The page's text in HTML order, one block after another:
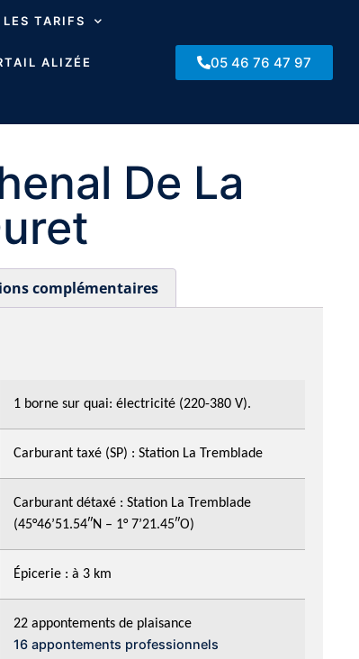
LES TARIFS
ALIZÉE 05 46 76 47 97
De La
complémentaires
1 borne sur quai: électricité (220-380 V).
Carburant taxé (SP) : Station La Tremblade
Carburant détaxé : Station La Tremblade
(45°46’51.54″N – 1° 7’21.45″O)
Épicerie : à 3 km
22 appontements de plaisance
16 appontements professionnels